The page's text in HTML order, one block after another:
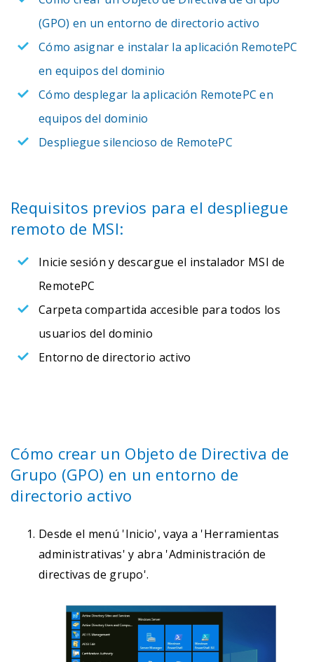
(GPO) en un entorno de directorio activo
Cómo asignar e instalar la aplicación RemotePC
en equipos del dominio
Cómo desplegar la aplicación RemotePC en
equipos del dominio
Despliegue silencioso de RemotePC
Requisitos previos para el despliegue
remoto de MSI:
Inicie sesión y descargue el instalador MSI de
RemotePC
Carpeta compartida accesible para todos los
usuarios del dominio
Entorno de directorio activo
Cómo crear un Objeto de Directiva de
Grupo (GPO) en un entorno de
directorio activo
Desde el menú 'Inicio', vaya a 'Herramientas
administrativas' y abra 'Administración de
directivas de grupo'.